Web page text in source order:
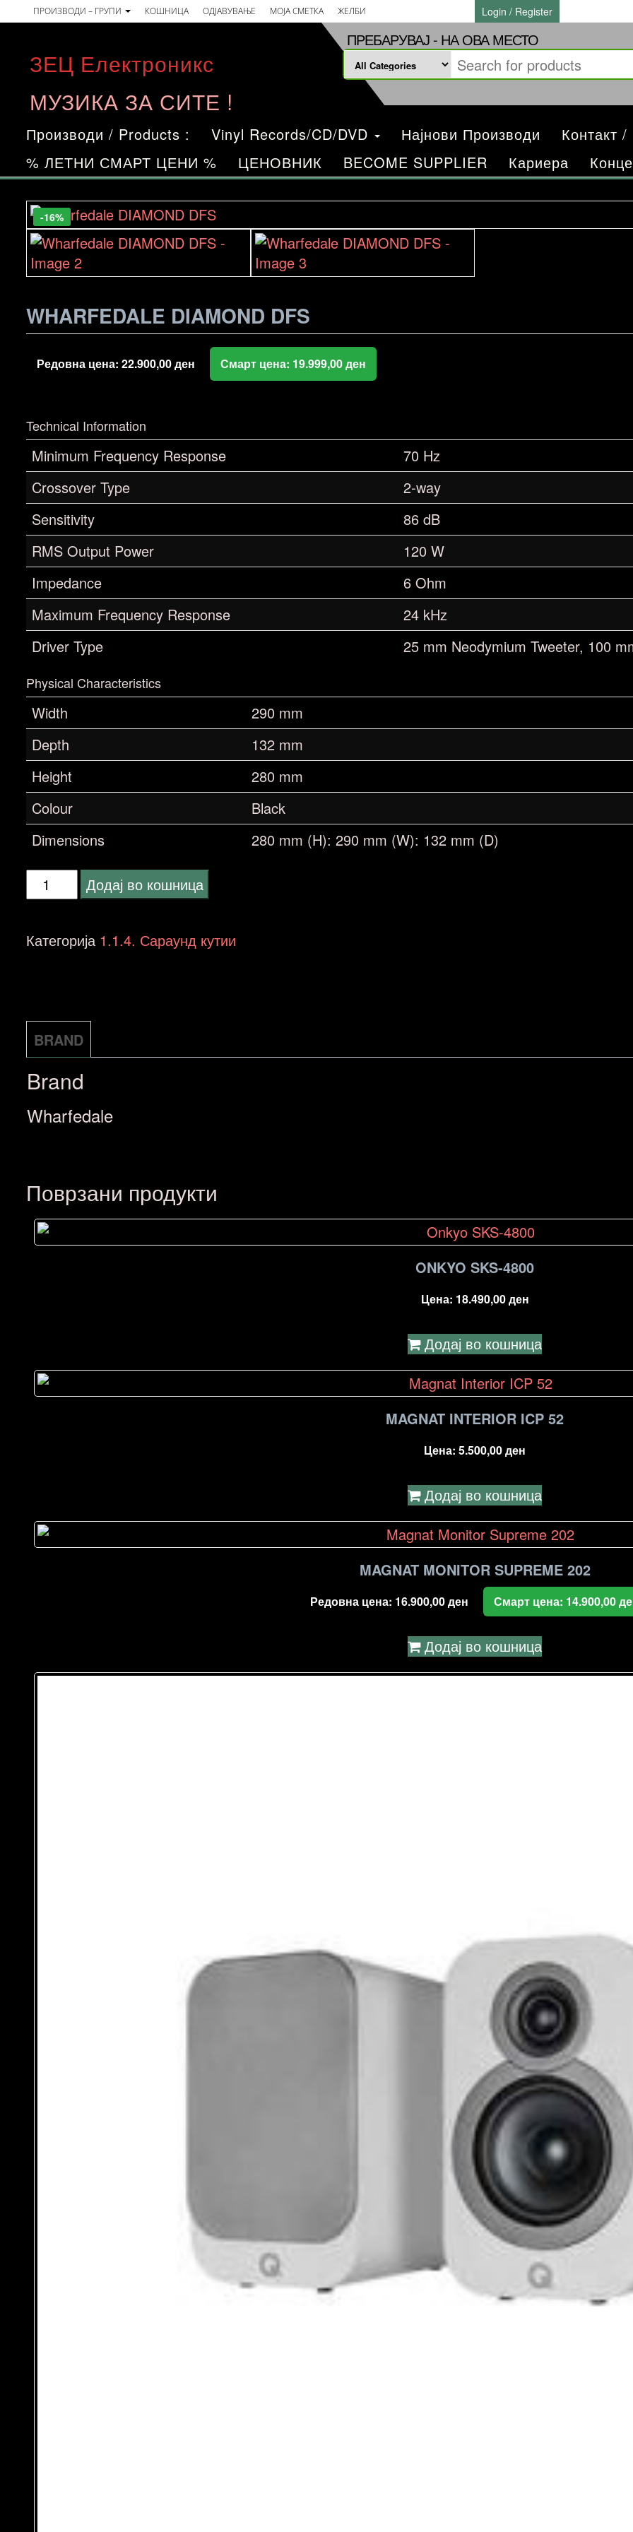
to
content
ПРОИЗВОДИ – ГРУПИ КОШНИЦА ОДЈАВУВАЊЕ МОЈА СМЕТКА ЖЕЛБИ Login / Register
ЗЕЦ Електроникс
МУЗИКА ЗА СИТЕ !
ПРЕБАРУВАЈ - НА ОВА МЕСТО
Производи / Products : Vinyl Records/CD/DVD Најнови Производи
Контакт
% ЛЕТНИ СМАРТ ЦЕНИ %
ЦЕНОВНИК BECOME SUPPLIER Кариера
-13%
WHARFEDALE DIAMOND DFS
Редовна цена: 22.900,00ден Смарт цена: 19.999,00ден
Technical Information
Minimum Frequency Response
70 Hz
Crossover Type
2-way
Sensitivity
86 dB
RMS Output Power
120 W
Impedance
6 Ohm
Maximum Frequency Response
24 kHz
Driver Type
25 mm Neodymium Tweeter, 100
Physical Characteristics
Width
290 mm
Depth
132 mm
Height
280 mm
Colour
Black
Dimensions
280 mm (H): 290 mm (W): 132 mm (D)
Wharfedale
DFS
Додај во кошница
Категорија 1.1.4. Сараунд кутии
BRAND
Brand
Wharfedale
Поврзани продукти
ONKYO SKS-4800
Цена: 18.490,00ден
Додај во кошница
MAGNAT INTERIOR ICP 52
Цена: 5.500,00ден
Додај во кошница
-12%
MAGNAT MONITOR SUPREME 202
Редовна цена: 16.900,00ден Смарт цена: 14.900,00
Додај во кошница
-16%